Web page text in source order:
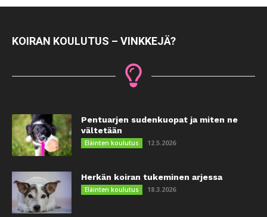
KOIRAN KOULUTUS – VINKKEJÄ?
Pentuarjen sudenkuopat ja miten ne
vältetään
Eläinten koulutus 12.5.2026
Herkän koiran tukeminen arjessa
Eläinten koulutus 18.3.2026